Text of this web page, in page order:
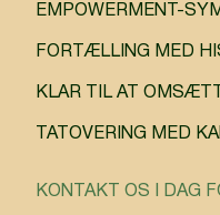
EMPOWERMENT-
FORTÆLLING MED
KLAR TIL AT
TATOVERING MED
KONTAKT OS I DAG